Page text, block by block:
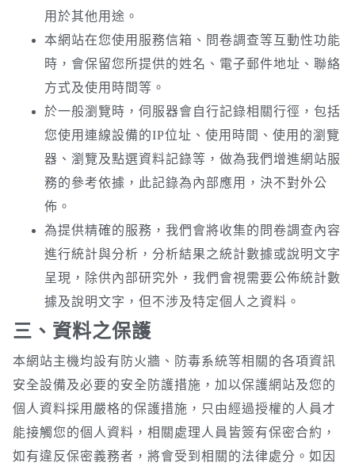
用於其他用途。
本網站在您使用服務信箱、問卷調查等互動性功能
時，會保留您所提供的姓名、電子郵件地址、聯絡
方式及使用時間等。
於一般瀏覽時，伺服器會自行記錄相關行徑，包括
您使用連線設備的IP位址、使用時間、使用的瀏覽
器、瀏覽及點選資料記錄等，做為我們增進網站服
務的參考依據，此記錄為內部應用，決不對外公
佈。
為提供精確的服務，我們會將收集的問卷調查內容
進行統計與分析，分析結果之統計數據或說明文字
呈現，除供內部研究外，我們會視需要公佈統計數
據及說明文字，但不涉及特定個人之資料。
三、資料之保護
本網站主機均設有防火牆、防毒系統等相關的各項資訊
安全設備及必要的安全防護措施，加以保護網站及您的
個人資料採用嚴格的保護措施，只由經過授權的人員才
能接觸您的個人資料，相關處理人員皆簽有保密合約，
如有違反保密義務者，將會受到相關的法律處分。如因